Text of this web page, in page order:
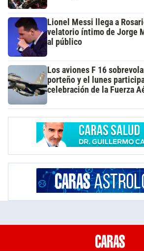
Lionel Messi llega a
velatorio íntimo de Jorge
al público
Los aviones F 16
porteño y el lunes
celebración de la Fuerza